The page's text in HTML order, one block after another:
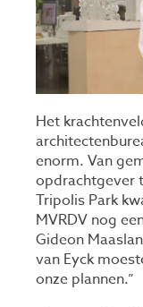
Het
enorm. Van
opdrachtgever
Tripolis Park
MVRDV nog
Gideon
van Eyck
onze plannen.”